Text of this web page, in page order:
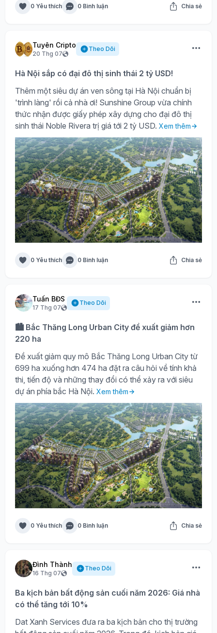
0 Yêu thích 0 Bình luận Chia sẻ
Tuyên Cripto
20 Thg 07
Theo Dõi
Hà Nội sắp có đại đô thị sinh thái 2 tỷ USD!
Thêm một siêu dự án ven sông tại Hà Nội chuẩn bị
'trình làng' rồi cả nhà ơi! Sunshine Group vừa chính
thức nhận được giấy phép xây dựng cho đại đô thị
sinh thái Noble Rivera trị giá tới 2 tỷ USD. Xem thêm
0 Yêu thích 0 Bình luận Chia sẻ
Tuấn BĐS
17 Thg 07
Theo Dõi
🏙️ Bắc Thăng Long Urban City đề xuất giảm hơn
220 ha
Đề xuất giảm quy mô Bắc Thăng Long Urban City từ
699 ha xuống hơn 474 ha đặt ra câu hỏi về tính khả
thi, tiến độ và những thay đổi có thể xảy ra với siêu
dự án phía bắc Hà Nội. Xem thêm
0 Yêu thích 0 Bình luận Chia sẻ
Đình Thành
16 Thg 07
Theo Dõi
Ba kịch bản bất động sản cuối năm 2026: Giá nhà
có thể tăng tới 10%
Dat Xanh Services đưa ra ba kịch bản cho thị trường